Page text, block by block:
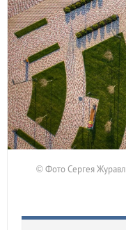
© Фото Сергея